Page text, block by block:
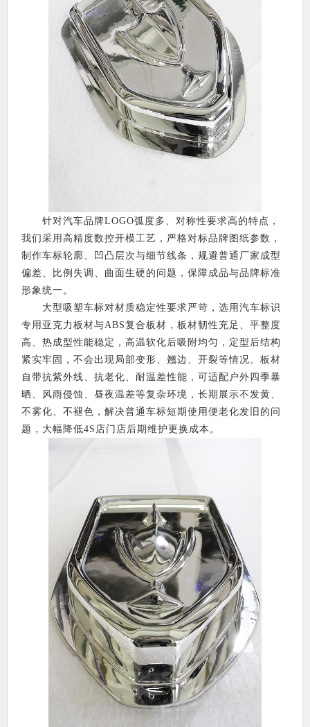
针对汽车品牌LOGO弧度多、对称性要求高的特点，
我们采用高精度数控开模工艺，严格对标品牌图纸参数，
制作车标轮廓、凹凸层次与细节线条，规避普通厂家成型
偏差、比例失调、曲面生硬的问题，保障成品与品牌标准
形象统一。
大型吸塑车标对材质稳定性要求严苛，选用汽车标识
专用亚克力板材与ABS复合板材，板材韧性充足、平整度
高、热成型性能稳定，高温软化后吸附均匀，定型后结构
紧实牢固，不会出现局部变形、翘边、开裂等情况。板材
自带抗紫外线、抗老化、耐温差性能，可适配户外四季暴
晒、风雨侵蚀、昼夜温差等复杂环境，长期展示不发黄、
不雾化、不褪色，解决普通车标短期使用便老化发旧的问
题，大幅降低4S店门店后期维护更换成本。